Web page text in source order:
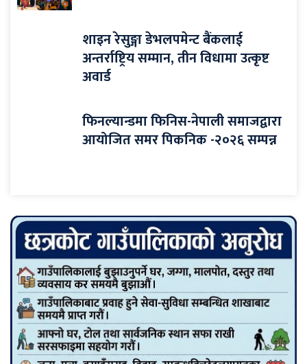
शाइन रेसुङ्गा डेभलपमेन्ट बैंकलाई
अन्तर्राष्ट्रिय सम्मान, तीन विधामा उत्कृष्ट
अवार्ड
फिनल्यान्डमा फिनिस-नेपाली समाजद्वारा
आयोजित समर पिकनिक -२०२६ सम्पन्न